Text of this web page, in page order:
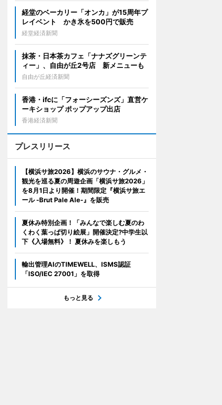
経堂のベーカリー「オンカ」が15周年プ
レイベント かき氷を500円で販売
経堂経済新聞
抹茶・日本茶カフェ「ナナズグリーンテ
ィー」、自由が丘2号店 新メニューも
自由が丘経済新聞
香港・ifcに「フォーシーズンズ」直営ケ
ーキショップ ポップアップ出店
香港経済新聞
プレスリリース
【横浜サ旅2026】横浜のサウナ・グルメ・
観光を巡る夏の周遊企画「横浜サ旅2026」
を8月1日より開催！期間限定『横浜サ旅エ
ール -Brut Pale Ale-』を販売
夏休み特別企画！「みんなで楽しむ夏のわ
くわく葉っぱ切り絵展」開催決定?中学生以
下《入場無料》！ 夏休みを楽しもう
輸出管理AIのTIMEWELL、ISMS認証
「ISO/IEC 27001」を取得
もっと見る